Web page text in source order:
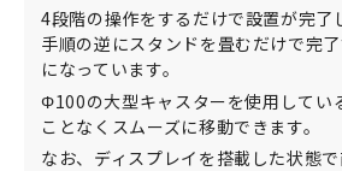
4段階の操作をするだけで設置が完了
手順の逆にスタンドを畳むだけで完
になっています。
Φ100の大型キャスターを使用してい
ことなくスムーズに移動できます。
なお、ディスプレイを搭載した状態